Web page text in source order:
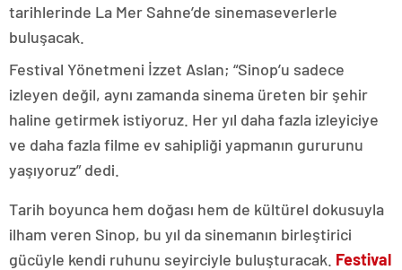
tarihlerinde La Mer Sahne’de sinemaseverlerle
buluşacak.
Festival Yönetmeni İzzet Aslan; “Sinop’u sadece
izleyen değil, aynı zamanda sinema üreten bir şehir
haline getirmek istiyoruz. Her yıl daha fazla izleyiciye
ve daha fazla filme ev sahipliği yapmanın gururunu
yaşıyoruz” dedi.
Tarih boyunca hem doğası hem de kültürel dokusuyla
ilham veren Sinop, bu yıl da sinemanın birleştirici
gücüyle kendi ruhunu seyirciyle buluşturacak. Festival